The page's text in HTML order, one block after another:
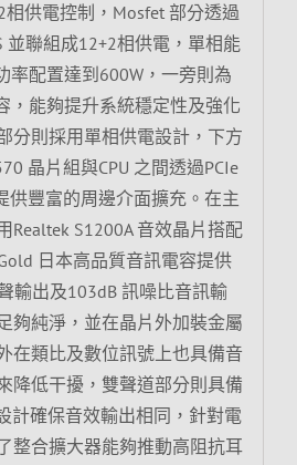
供電控制，Mosfet 部分透過
並聯組成12+2相供電，單相能
率配置達到600W，一旁則為
，能夠提升系統穩定性及強化
分則採用單相供電設計，下方
晶片組與CPU 之間透過PCIe
供豐富的周邊介面擴充。在主
Realtek S1200A 音效晶片搭配
日本高品質音訊電容提供
輸出及103dB 訊噪比音訊輸
夠純淨，並在晶片外加裝金屬
在類比及數位訊號上也具備音
降低干擾，雙聲道部分則具備
計確保音效輸出相同，針對電
整合擴大器能夠推動高阻抗耳